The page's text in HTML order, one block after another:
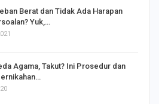
Berat dan Tidak Ada Harapan
Yuk,…
Agama, Takut? Ini Prosedur dan